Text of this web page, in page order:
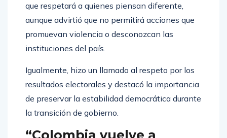
que respetará a quienes piensan diferente,
aunque advirtió que no permitirá acciones que
promuevan violencia o desconozcan las
instituciones del país.
Igualmente, hizo un llamado al respeto por los
resultados electorales y destacó la importancia
de preservar la estabilidad democrática durante
la transición de gobierno.
“Colombia vuelve a